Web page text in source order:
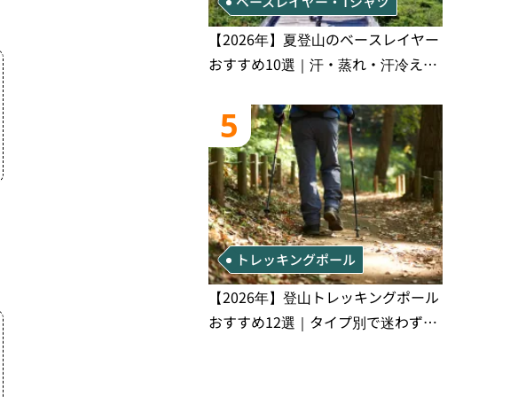
【2026年】夏登山のベースレイヤー
おすすめ10選｜汗・蒸れ・汗冷え対
5
トレッキングポール
【2026年】登山トレッキングポール
おすすめ12選｜タイプ別で迷わず選